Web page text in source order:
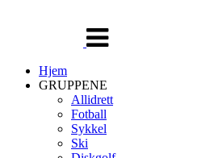
navigasjon
Hjem
GRUPPENE
Allidrett
Fotball
Sykkel
Ski